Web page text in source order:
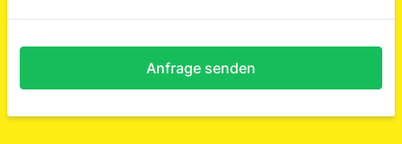
Anfrage senden